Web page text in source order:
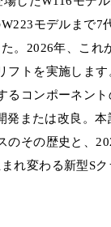
モデルまで7
。2026年、これ
フトを実施しま
るコンポーネン
発または改良。本
のその歴史と、
れ変わる新型S